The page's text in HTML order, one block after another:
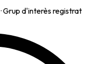
· Grup d'interès registrat